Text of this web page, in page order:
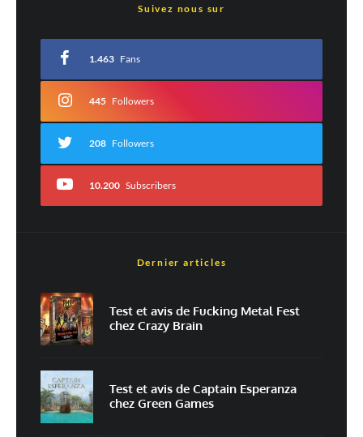
*
Commentaire*
E-mail*
Enregistrer mon nom, mon e-mail et mon site dans le navigateur pour
mon prochain commentaire.
Suivez nous sur
1.463 Fans
445 Followers
208 Followers
10.200 Subscribers
Dernier articles
Test et avis de Fucking Metal Fest
chez Crazy Brain
Test et avis de Captain Esperanza
chez Green Games